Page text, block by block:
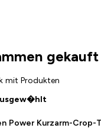
mit Produkten
Power Kurzarm-